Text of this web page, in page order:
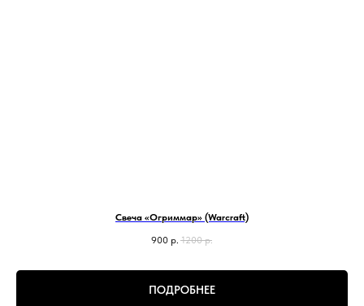
Свеча «Огриммар» (Warcraft)
900 р. 1200 р.
ПОДРОБНЕЕ